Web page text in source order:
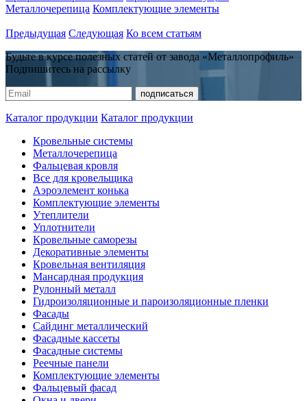
Металлочерепица Комплектующие элементы
Предыдущая Следующая Ко всем статьям
Будьте в курсе полезных статей от завода «Металлопрофиль»
Подпишитесь на рассылку
Каталог продукции Каталог продукции
Кровельные системы
Металлочерепица
Фальцевая кровля
Все для кровельщика
Аэроэлемент конька
Комплектующие элементы
Утеплители
Уплотнители
Кровельные саморезы
Декоративные элементы
Кровельная вентиляция
Мансардная продукция
Рулонный металл
Гидроизоляционные и пароизоляционные пленки
Фасады
Сайдинг металлический
Фасадные кассеты
Фасадные системы
Реечные панели
Комплектующие элементы
Фальцевый фасад